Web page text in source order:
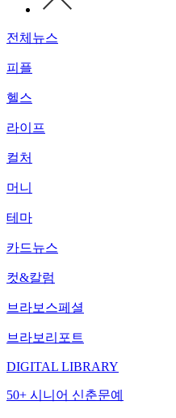
전체뉴스
피플
헬스
라이프
컬처
머니
테마
카드뉴스
컷&칼럼
브라보스페셜
브라보리포트
DIGITAL LIBRARY
50+ 시니어 신춘문예